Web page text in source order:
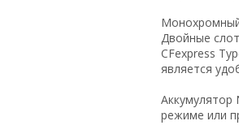
Двойные
CFexpress
является
Аккумулятор
режиме или